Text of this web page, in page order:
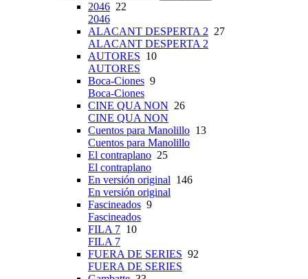
2046 22
2046
ALACANT DESPERTA 2 27
ALACANT DESPERTA 2
AUTORES 10
AUTORES
Boca-Ciones 9
Boca-Ciones
CINE QUA NON 26
CINE QUA NON
Cuentos para Manolillo 13
Cuentos para Manolillo
El contraplano 25
El contraplano
En versión original 146
En versión original
Fascineados 9
Fascineados
FILA 7 10
FILA 7
FUERA DE SERIES 92
FUERA DE SERIES